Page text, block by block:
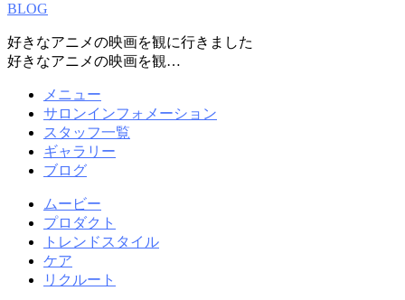
BLOG
好きなアニメの映画を観に行きました
好きなアニメの映画を観…
メニュー
サロンインフォメーション
スタッフ一覧
ギャラリー
ブログ
ムービー
プロダクト
トレンドスタイル
ケア
リクルート